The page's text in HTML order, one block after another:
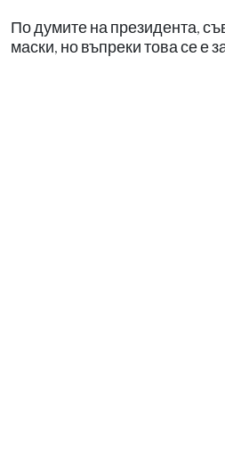
По думите на президента,
маски, но въпреки това се е